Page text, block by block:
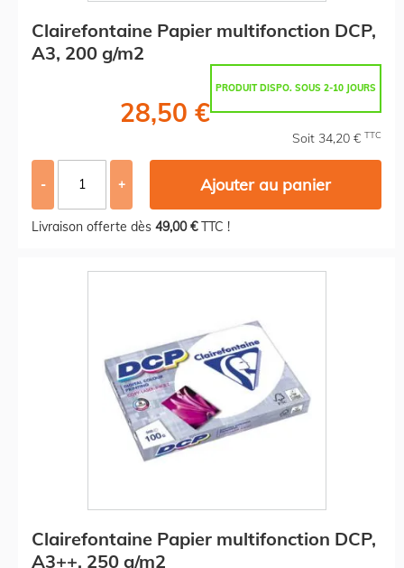
Clairefontaine Papier multifonction DCP,
A3, 200 g/m2
PRODUIT DISPO. SOUS 2-10 JOURS
28,50 €
Soit 34,20 € TTC
- + Ajouter au panier
Livraison offerte dès 49,00 €TTC !
Clairefontaine Papier multifonction DCP,
A3++, 250 g/m2